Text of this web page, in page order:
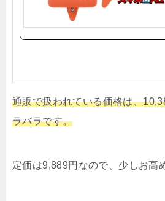
通販で扱われている価格は、
ラバラです。
定価は9,889円なので、少しお高